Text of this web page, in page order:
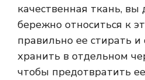
качественная ткань,
бережно относиться к
правильно ее стирать
хранить в отдельном
чтобы предотвратить